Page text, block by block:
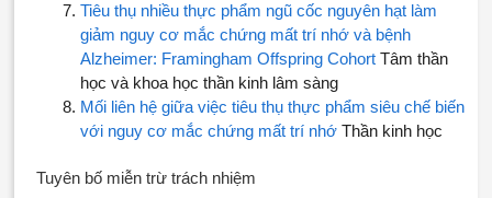
Tiêu thụ nhiều thực phẩm ngũ cốc nguyên hạt làm
giảm nguy cơ mắc chứng mất trí nhớ và bệnh
Alzheimer: Framingham Offspring Cohort Tâm thần
học và khoa học thần kinh lâm sàng
Mối liên hệ giữa việc tiêu thụ thực phẩm siêu chế biến
với nguy cơ mắc chứng mất trí nhớ Thần kinh học
Tuyên bố miễn trừ trách nhiệm